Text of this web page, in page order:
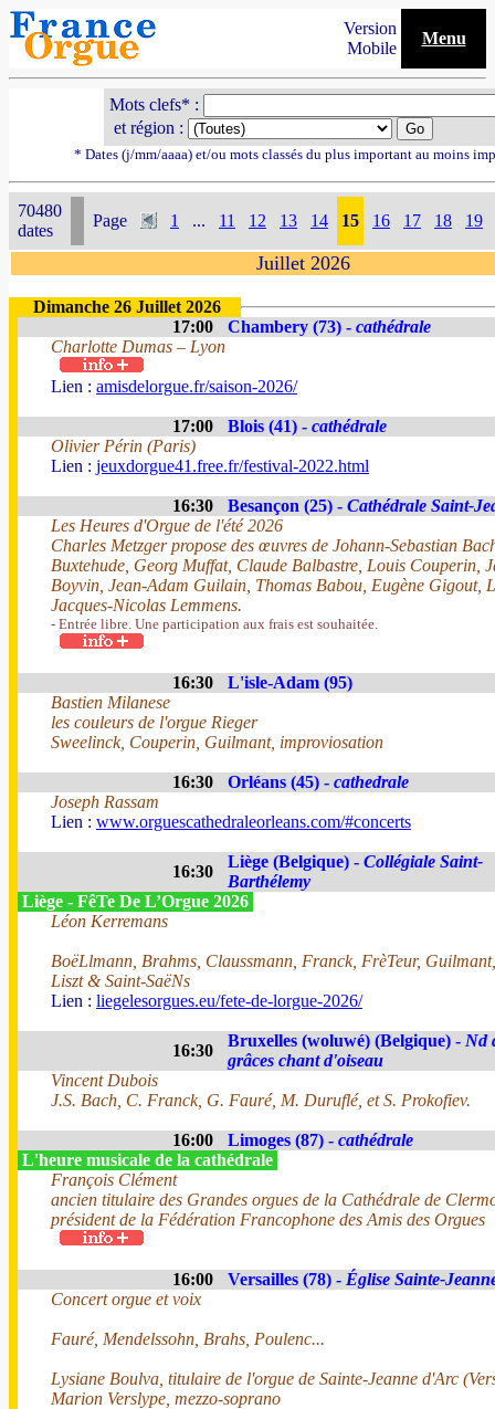
Version
Mobile
Menu
Mots clefs* :
et région :
* Dates (j/mm/aaaa) et/ou mots classés du plus important au moins
70480
dates
Page 1 ... 11 12 13 14 15 16 17 18 19
Juillet 2026
Dimanche 26 Juillet 2026
17:00
Chambery (73) - cathédrale
Charlotte Dumas – Lyon
Lien : amisdelorgue.fr/saison-2026/
17:00 Blois (41) - cathédrale
Olivier Périn (Paris)
Lien : jeuxdorgue41.free.fr/festival-2022.html
16:30 Besançon (25) - Cathédrale Saint-
Les Heures d'Orgue de l'été 2026
Charles Metzger propose des œuvres de Johann-Sebastian
Buxtehude, Georg Muffat, Claude Balbastre, Louis Couperin,
Boyvin, Jean-Adam Guilain, Thomas Babou, Eugène Gigout,
Jacques-Nicolas Lemmens.
- Entrée libre. Une participation aux frais est souhaitée.
16:30
L'isle-Adam (95)
Bastien Milanese
les couleurs de l'orgue Rieger
Sweelinck, Couperin, Guilmant, improviosation
16:30 Orléans (45) - cathedrale
Joseph Rassam
Lien : www.orguescathedraleorleans.com/#concerts
16:30
Liège (Belgique) - Collégiale Saint-
Barthélemy
Liège - FêTe De L’Orgue 2026
Léon Kerremans
BoëLlmann, Brahms, Claussmann, Franck, FrèTeur,
Liszt & Saint-SaëNs
Lien : liegelesorgues.eu/fete-de-lorgue-2026/
16:30
Bruxelles (woluwé) (Belgique) - Nd
grâces chant d'oiseau
Vincent Dubois
J.S. Bach, C. Franck, G. Fauré, M. Duruflé, et S. Prokofiev.
16:00 Limoges (87) - cathédrale
L'heure musicale de la cathédrale
François Clément
ancien titulaire des Grandes orgues de la Cathédrale de
président de la Fédération Francophone des Amis des Orgues
16:00 Versailles (78) - Église Sainte-
Concert orgue et voix
Fauré, Mendelssohn, Brahs, Poulenc...
Lysiane Boulva, titulaire de l'orgue de Sainte-Jeanne d'Arc
Marion Verslype, mezzo-soprano